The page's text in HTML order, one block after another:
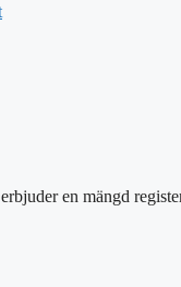
en mängd